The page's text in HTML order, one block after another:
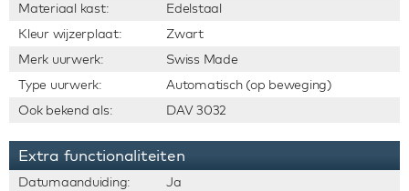
Materiaal kast:
Edelstaal
Kleur wijzerplaat:
Zwart
Merk uurwerk:
Swiss Made
Type uurwerk:
Automatisch (op beweging)
Ook bekend als:
DAV 3032
Extra functionaliteiten
Datumaanduiding: Ja